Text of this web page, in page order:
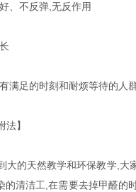
、不反弹,无反作用
满足的时刻和耐烦等待的人
】
的天然教学和环保教学,大
的清洁工,在需要去掉甲醛的